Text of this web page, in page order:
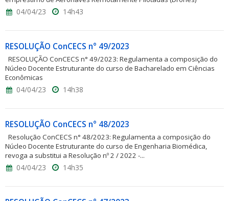
04/04/23 14h43
RESOLUÇÃO ConCECS n° 49/2023
RESOLUÇÃO ConCECS n° 49/2023: Regulamenta a composição do
Núcleo Docente Estruturante do curso de Bacharelado em Ciências
Econômicas
04/04/23 14h38
RESOLUÇÃO ConCECS n° 48/2023
Resolução ConCECS n° 48/2023: Regulamenta a composição do
Núcleo Docente Estruturante do curso de Engenharia Biomédica,
revoga a substitui a Resolução nº 2 / 2022 -...
04/04/23 14h35